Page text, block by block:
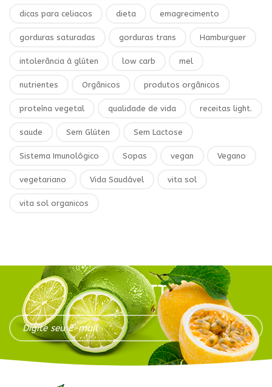
dicas para celiacos dieta emagrecimento
gorduras saturadas gorduras trans Hamburguer
intolerância à glúten low carb mel
nutrientes Orgânicos produtos orgânicos
proteína vegetal qualidade de vida receitas light.
saude Sem Glúten Sem Lactose
Sistema Imunológico Sopas vegan Vegano
vegetariano Vida Saudável vita sol
vita sol organicos
NEWSLETTER